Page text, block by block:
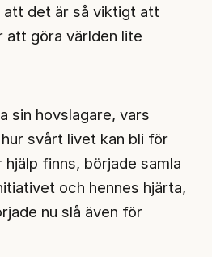
att det är så viktigt att
att göra världen lite
sin hovslagare, vars
svårt livet kan bli för
finns, började samla
och hennes hjärta,
nu slå även för